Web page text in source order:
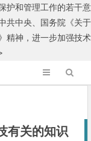
护和管理工作的若干意
中央、国务院《关于
精神，进一步加强技术
有关的知识